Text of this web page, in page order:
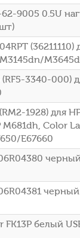
9005 0.5U
(36211110)
3340-000)
1928) для
Color
E67660
белый